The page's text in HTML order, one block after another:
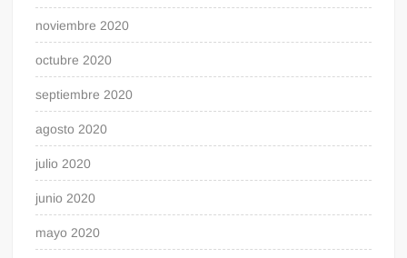
noviembre 2020
octubre 2020
septiembre 2020
agosto 2020
julio 2020
junio 2020
mayo 2020